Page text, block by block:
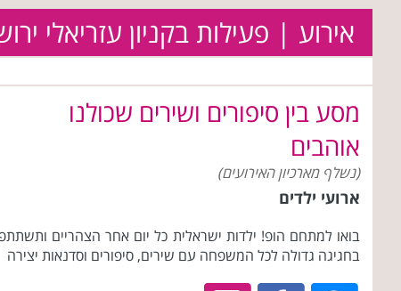
אירוע | פעילות בקניון עזריאלי
מסע בין סיפורים ושירים שכולנו
אוהבים
(נשלף מארכיון האירועים)
ארועי ילדים
בואו למתחם הופ! ילדות ישראלית כל יום אחר הצהריים
בחגיגה גדולה לכל המשפחה עם שירים, סיפורים וסדנאות יצירה